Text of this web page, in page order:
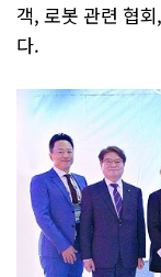
객, 로봇 관련 협
다.